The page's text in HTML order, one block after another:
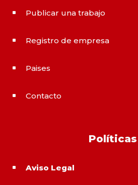
^ Publicar una trabajo
^ Registro de empresa
^ Paises
^ Contacto
Políticas
^ Aviso Legal